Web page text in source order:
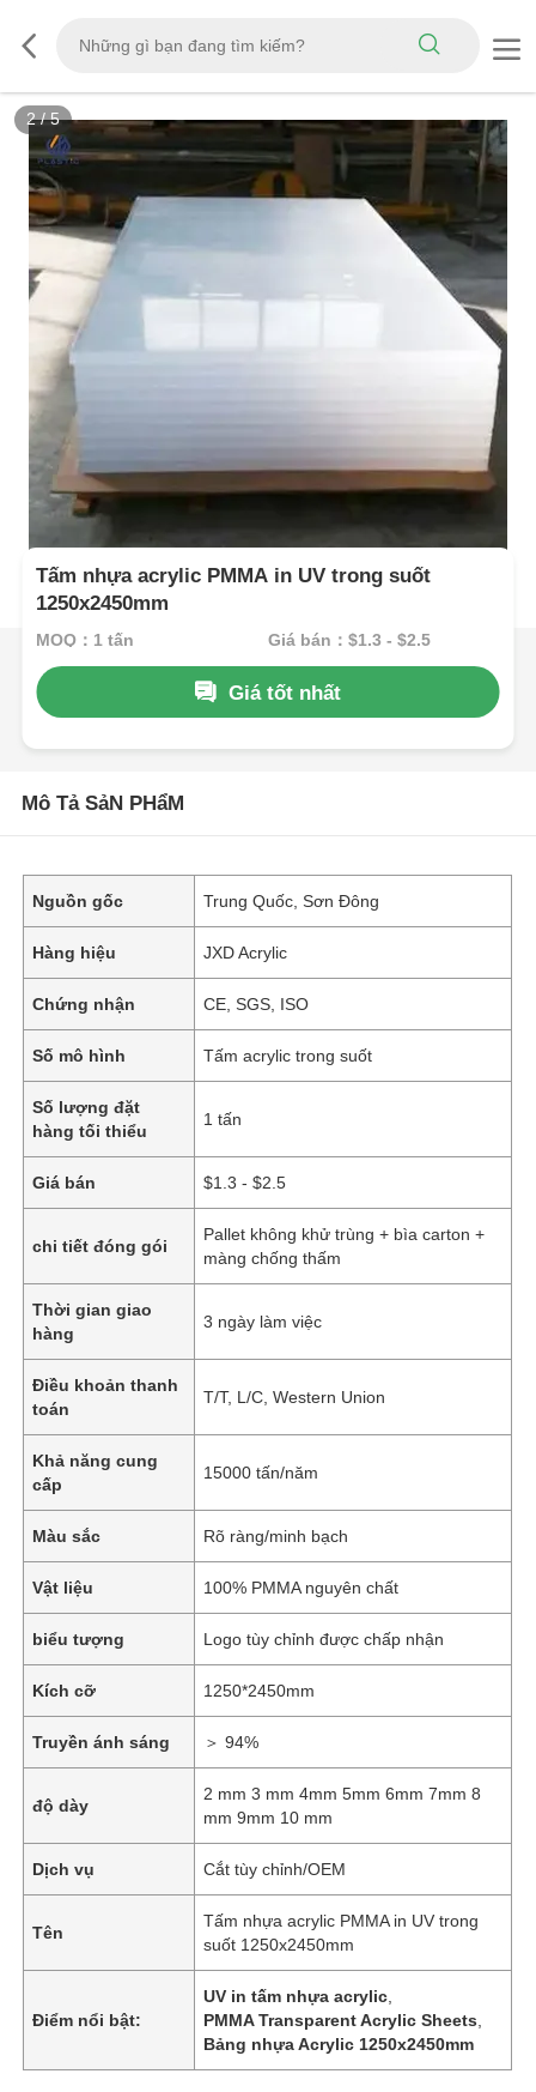
3/5
Tấm nhựa acrylic PMMA in UV trong suốt
1250x2450mm
MOQ：1 tấn Giá bán：$1.3 - $2.5
Giá tốt nhất
Mô Tả SảN PHẩM
Nguồn gốc Trung Quốc, Sơn Đông
Hàng hiệu JXD Acrylic
Chứng nhận CE, SGS, ISO
Số mô hình Tấm acrylic trong suốt
Số lượng đặt
hàng tối thiểu
1 tấn
Giá bán $1.3 - $2.5
chi tiết đóng gói
Pallet không khử trùng + bìa carton +
màng chống thấm
Thời gian giao
hàng
3 ngày làm việc
Điều khoản thanh
toán
T/T, L/C, Western Union
Khả năng cung
cấp
15000 tấn/năm
Màu sắc Rõ ràng/minh bạch
Vật liệu 100% PMMA nguyên chất
biểu tượng Logo tùy chỉnh được chấp nhận
Kích cỡ 1250*2450mm
Truyền ánh sáng ＞ 94%
độ dày
2 mm 3 mm 4mm 5mm 6mm 7mm 8
mm 9mm 10 mm
Dịch vụ Cắt tùy chỉnh/OEM
Tên
Tấm nhựa acrylic PMMA in UV trong
suốt 1250x2450mm
Điểm nổi bật:
UV in tấm nhựa acrylic
PMMA Transparent Acrylic Sheets
Bảng nhựa Acrylic 1250x2450mm